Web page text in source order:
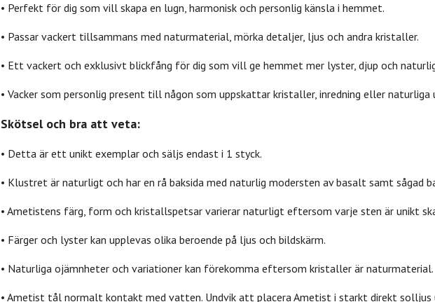
• Perfekt för dig som vill skapa en lugn, harmonisk och personlig känsla i hemmet.
• Passar vackert tillsammans med naturmaterial, mörka detaljer, ljus och andra kristaller.
• Ett vackert och exklusivt blickfång för dig som vill ge hemmet mer lyster, djup och
• Vacker som personlig present till någon som uppskattar kristaller, inredning eller naturliga
Skötsel och bra att veta:
• Detta är ett unikt exemplar och säljs endast i 1 styck.
• Klustret är naturligt och har en rå baksida med naturlig modersten av basalt samt sågad
• Ametistens färg, form och kristallspetsar varierar naturligt eftersom varje sten är unikt
• Färger och lyster kan upplevas olika beroende på ljus och bildskärm.
• Naturliga ojämnheter och variationer kan förekomma eftersom kristaller är naturmaterial.
• Ametist tål normalt kontakt med vatten. Undvik att placera Ametist i starkt direkt solljus